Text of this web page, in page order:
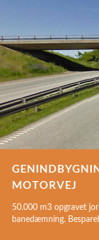
MOTORVEJ
50.000 m3 opgravet
banedæmning.